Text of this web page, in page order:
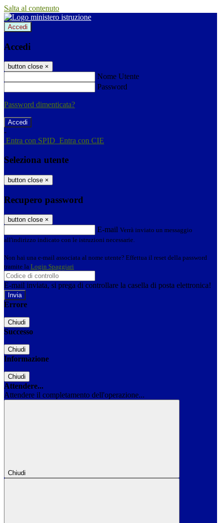
Salta al contenuto
Accedi
Accedi
button close ×
Nome Utente
Password
Password dimenticata?
-
Entra con SPID Entra con CIE
Seleziona utente
button close ×
Recupero password
button close ×
E-mail Verrà inviato un messaggio
all'indirizzo indicato con le istruzioni necessarie.
Non hai una e-mail associata al nome utente? Effettua il reset della password
tramite la Login Spaggiari
E-mail inviata, si prega di controllare la casella di posta elettronica!
Errore
Chiudi
Successo
Chiudi
Informazione
Chiudi
Attendere...
Attendere il completamento dell'operazione...
Chiudi